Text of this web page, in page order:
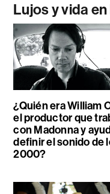
Lujos y vida
¿Quién era William
el productor que
con Madonna y
definir el sonido de
2000?